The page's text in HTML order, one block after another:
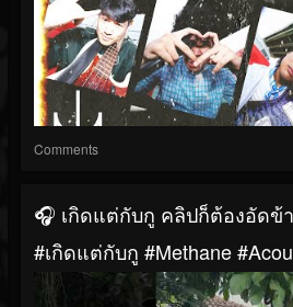
Comments
🎧 เกิดแต่กับกู คลิปก็ต้องอัดข้
#เกิดแต่กับกู #Methane